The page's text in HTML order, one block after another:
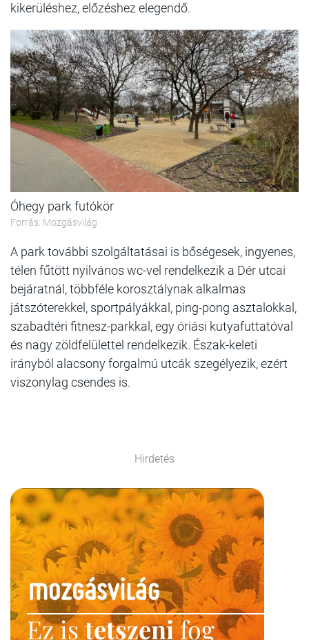
kikerüléshez, előzéshez elegendő.
Óhegy park futókör
Forrás: Mozgásvilág
A park további szolgáltatásai is bőségesek, ingyenes,
télen fűtött nyilvános wc-vel rendelkezik a Dér utcai
bejáratnál, többféle korosztálynak alkalmas
játszóterekkel, sportpályákkal, ping-pong asztalokkal,
szabadtéri fitnesz-parkkal, egy óriási kutyafuttatóval
és nagy zöldfelülettel rendelkezik. Észak-keleti
irányból alacsony forgalmú utcák szegélyezik, ezért
viszonylag csendes is.
Hirdetés
Ez istetszenifog